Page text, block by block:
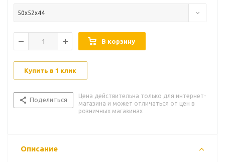
50х52х44
В корзину
Купить в 1 клик
Поделиться
Цена действительна только для интернет-
магазина и может отличаться от цен в
розничных магазинах
Описание